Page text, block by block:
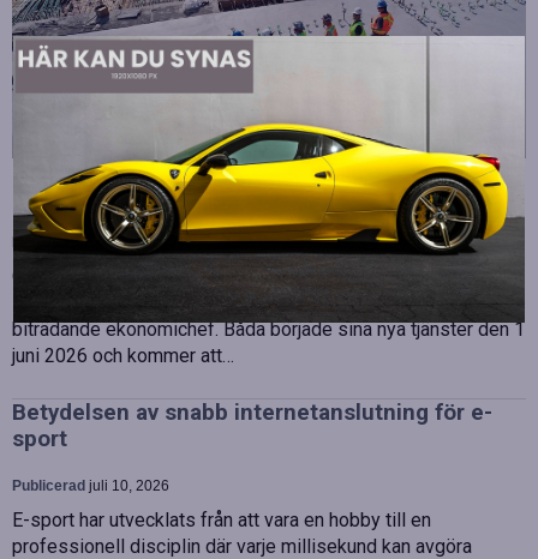
Strategiska tillskott till OHLA Sveriges ledning
Publicerad juli 10, 2026
OHLA Sverige stärker sin ledningsgrupp genom att anställa
Malin Bergman som HR-chef och María Vazquez som
biträdande ekonomichef. Båda började sina nya tjänster den 1
juni 2026 och kommer att…
Betydelsen av snabb internetanslutning för e-
sport
Publicerad juli 10, 2026
E-sport har utvecklats från att vara en hobby till en
professionell disciplin där varje millisekund kan avgöra